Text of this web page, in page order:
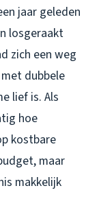
jaar geleden
losgeraakt
zich een weg
dubbele
lief is. Als
hoe
kostbare
maar
makkelijk